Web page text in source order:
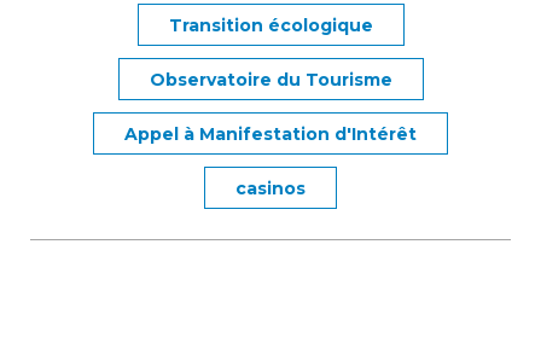
Transition écologique
Observatoire du Tourisme
Appel à Manifestation d'Intérêt
casinos